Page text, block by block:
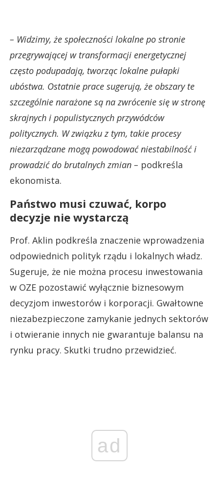
– Widzimy, że społeczności lokalne po stronie
przegrywającej w transformacji energetycznej
często podupadają, tworząc lokalne pułapki
ubóstwa. Ostatnie prace sugerują, że obszary te
szczególnie narażone są na zwrócenie się w stronę
skrajnych i populistycznych przywódców
politycznych. W związku z tym, takie procesy
niezarządzane mogą powodować niestabilność i
prowadzić do brutalnych zmian – podkreśla
ekonomista.
Państwo musi czuwać, korpo
decyzje nie wystarczą
Prof. Aklin podkreśla znaczenie wprowadzenia
odpowiednich polityk rządu i lokalnych władz.
Sugeruje, że nie można procesu inwestowania
w OZE pozostawić wyłącznie biznesowym
decyzjom inwestorów i korporacji. Gwałtowne
niezabezpieczone zamykanie jednych sektorów
i otwieranie innych nie gwarantuje balansu na
rynku pracy. Skutki trudno przewidzieć.
ad